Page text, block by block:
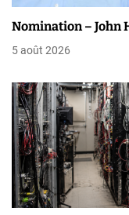
d
e
’
a
r
t
Nomination – John
5 août 2026